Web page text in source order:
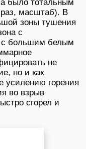
было тотальным
масштаб). В
зоны тушения
с
с большим белым
не
но и как
усилению горения
во взрыв
сгорел и